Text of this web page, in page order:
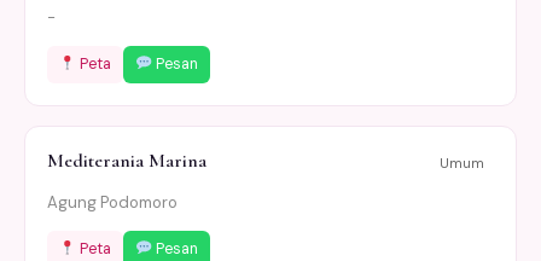
-
Peta Pesan
Mediterania Marina Umum
Agung Podomoro
Peta Pesan